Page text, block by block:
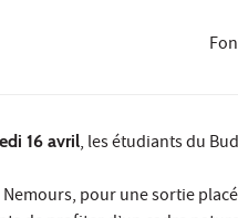
16 avril, les étudiants du
pour une sortie